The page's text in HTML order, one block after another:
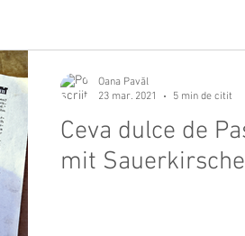
Ceva dulce de Paști:
mit
Oana Pavăl
23 mar. 2021
5 min de citit